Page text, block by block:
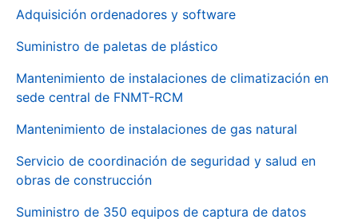
Adquisición ordenadores y software
Suministro de paletas de plástico
Mantenimiento de instalaciones de climatización en
sede central de FNMT-RCM
Mantenimiento de instalaciones de gas natural
Servicio de coordinación de seguridad y salud en
obras de construcción
Suministro de 350 equipos de captura de datos